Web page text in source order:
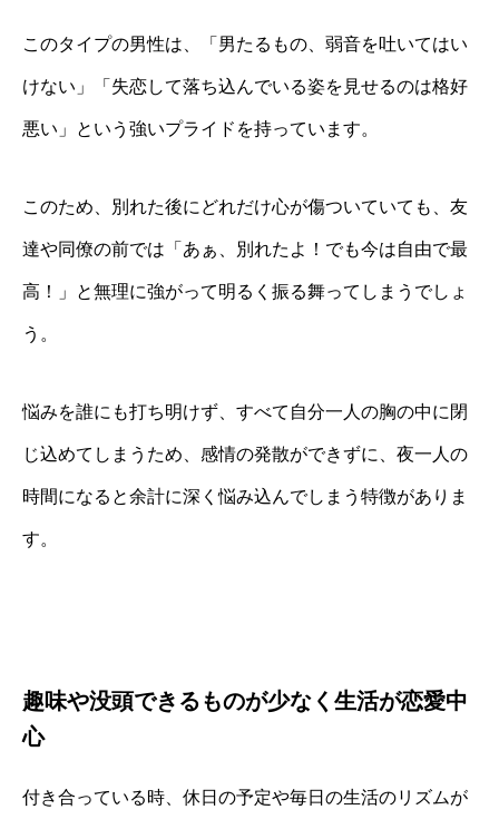
このタイプの男性は、「男たるもの、弱音を吐いてはい
けない」「失恋して落ち込んでいる姿を見せるのは格好
悪い」という強いプライドを持っています。
このため、別れた後にどれだけ心が傷ついていても、友
達や同僚の前では「あぁ、別れたよ！でも今は自由で最
高！」と無理に強がって明るく振る舞ってしまうでしょ
う。
悩みを誰にも打ち明けず、すべて自分一人の胸の中に閉
じ込めてしまうため、感情の発散ができずに、夜一人の
時間になると余計に深く悩み込んでしまう特徴がありま
す。
趣味や没頭できるものが少なく生活が恋愛中
心
付き合っている時、休日の予定や毎日の生活のリズムが